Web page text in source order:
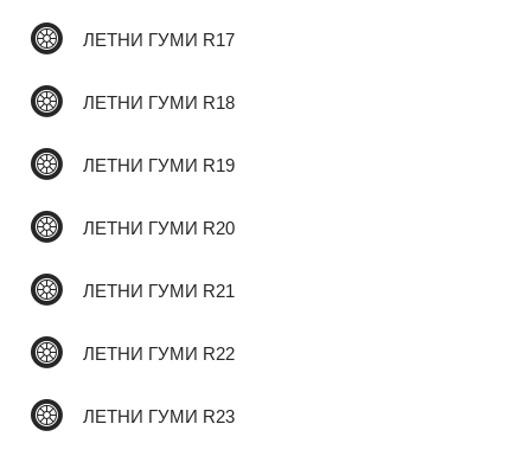
ЛЕТНИ ГУМИ R17
ЛЕТНИ ГУМИ R18
ЛЕТНИ ГУМИ R19
ЛЕТНИ ГУМИ R20
ЛЕТНИ ГУМИ R21
ЛЕТНИ ГУМИ R22
ЛЕТНИ ГУМИ R23